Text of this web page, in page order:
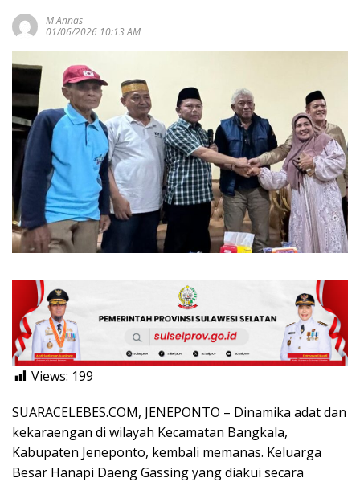
M Annas
01/06/2026 10:13 AM
Views: 199
SUARACELEBES.COM, JENEPONTO – Dinamika adat dan
kekaraengan di wilayah Kecamatan Bangkala,
Kabupaten Jeneponto, kembali memanas. Keluarga
Besar Hanapi Daeng Gassing yang diakui secara